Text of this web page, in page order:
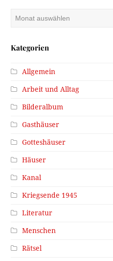
Archiv
Kategorien
Allgemein
Arbeit und Alltag
Bilderalbum
Gasthäuser
Gotteshäuser
Häuser
Kanal
Kriegsende 1945
Literatur
Menschen
Rätsel